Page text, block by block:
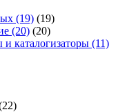
(19) (19)
(20) (20)
каталогизаторы (11)